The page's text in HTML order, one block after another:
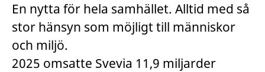
En nytta för hela samhället. Alltid med så
stor hänsyn som möjligt till människor
och miljö.
2025 omsatte Svevia 11,9 miljarder